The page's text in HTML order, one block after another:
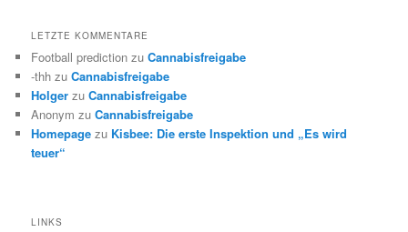
LETZTE KOMMENTARE
Football prediction zuCannabisfreigabe
-thh zuCannabisfreigabe
Holger zuCannabisfreigabe
Anonym zuCannabisfreigabe
Homepage zu Kisbee: Die erste Inspektion und „Es wird
teuer“
LINKS